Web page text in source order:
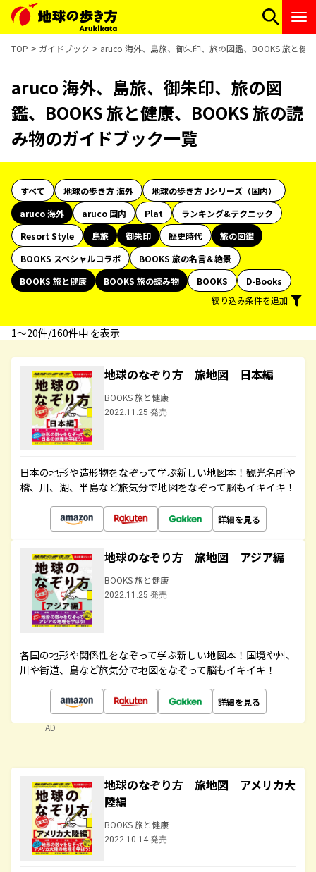
TOP ガイドブック aruco 海外、島旅、御朱印、旅の図鑑、BOOKS 旅と健
aruco 海外、島旅、御朱印、旅の図
鑑、BOOKS 旅と健康、BOOKS 旅の読
み物のガイドブック一覧
すべて 地球の歩き方 海外
地球の歩き方 Jシリーズ（国内）
aruco 海外
aruco 国内 Plat
ランキング&テクニック
Resort Style
島旅 御朱印 歴史時代
旅の図鑑
BOOKS スペシャルコラボ
BOOKS 旅の名言＆絶景
BOOKS 旅と健康
BOOKS 旅の読み物 BOOKS
D-Books
絞り込み条件を追加
1〜20件/160件中 を表示
地球のなぞり方 旅地図 日本編
BOOKS 旅と健康
2022.11.25 発売
日本の地形や造形物をなぞって学ぶ新しい地図本！観光名所や
橋、川、湖、半島など旅気分で地図をなぞって脳もイキイキ！
詳細を見る
地球のなぞり方 旅地図 アジア編
BOOKS 旅と健康
2022.11.25 発売
各国の地形や関係性をなぞって学ぶ新しい地図本！国境や州、
川や街道、島など旅気分で地図をなぞって脳もイキイキ！
詳細を見る
AD
地球のなぞり方 旅地図 アメリカ大
陸編
BOOKS 旅と健康
2022.10.14 発売